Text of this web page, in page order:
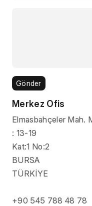
Gönder
Merkez Ofis
Elmasbahçeler Mah.
: 13-19
Kat:1 No:2
BURSA
TÜRKİYE
+90 545 788 48 78